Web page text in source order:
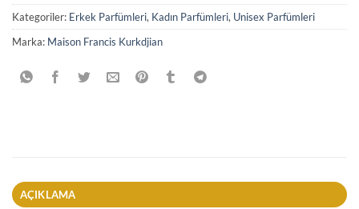
Kategoriler: Erkek Parfümleri, Kadın Parfümleri, Unisex Parfümleri
Marka: Maison Francis Kurkdjian
AÇIKLAMA